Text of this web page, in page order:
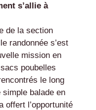
s’allie à
de la section
randonnée s’est
mission en
poubelles
le long
simple balade en
offert l’opportunité